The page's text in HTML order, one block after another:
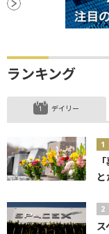
ランキング
デイリー
ス